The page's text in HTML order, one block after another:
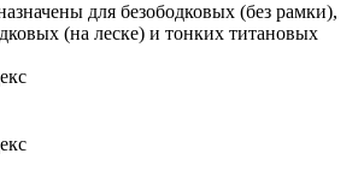
для безободковых (без рамки),
(на леске) и тонких титановых